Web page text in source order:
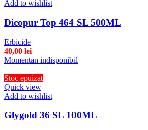
Add to wishlist
Dicopur Top 464 SL 500ML
Erbicide
40,00 lei
Momentan indisponibil
Stoc epuizat
Quick view
Add to wishlist
Glygold 36 SL 100ML